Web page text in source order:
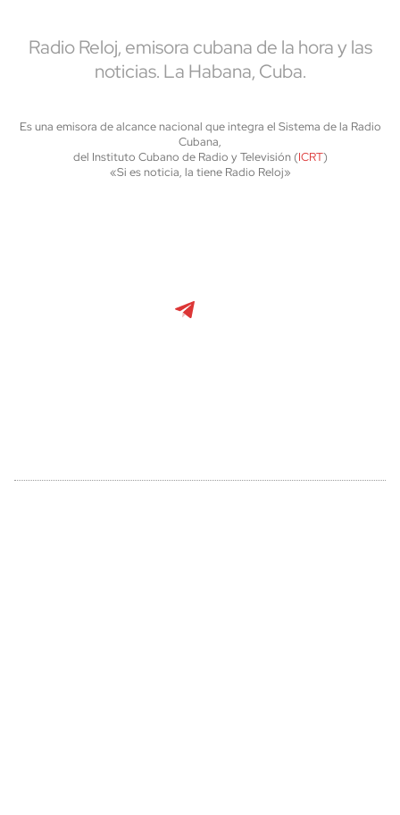
Radio Reloj, emisora cubana de la hora y las
noticias. La Habana, Cuba.
Es una emisora de alcance nacional que integra el Sistema de la Radio
Cubana,
del Instituto Cubano de Radio y Televisión (ICRT)
«Si es noticia, la tiene Radio Reloj»